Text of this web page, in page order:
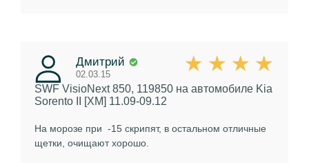
Дмитрий
02.03.15
SWF VisioNext 850, 119850 на автомобиле Kia
Sorento II [XM] 11.09-09.12
На морозе при -15 скрипят, в остальном отличные
щетки, очищают хорошо.